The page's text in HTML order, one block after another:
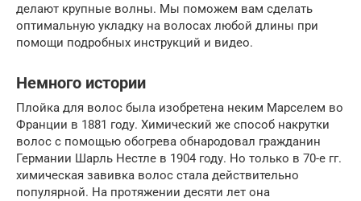
делают крупные волны. Мы поможем вам сделать
оптимальную укладку на волосах любой длины при
помощи подробных инструкций и видео.
Немного истории
Плойка для волос была изобретена неким Марселем во
Франции в 1881 году. Химический же способ накрутки
волос с помощью обогрева обнародовал гражданин
Германии Шарль Нестле в 1904 году. Но только в 70-е гг.
химическая завивка волос стала действительно
популярной. На протяжении десяти лет она